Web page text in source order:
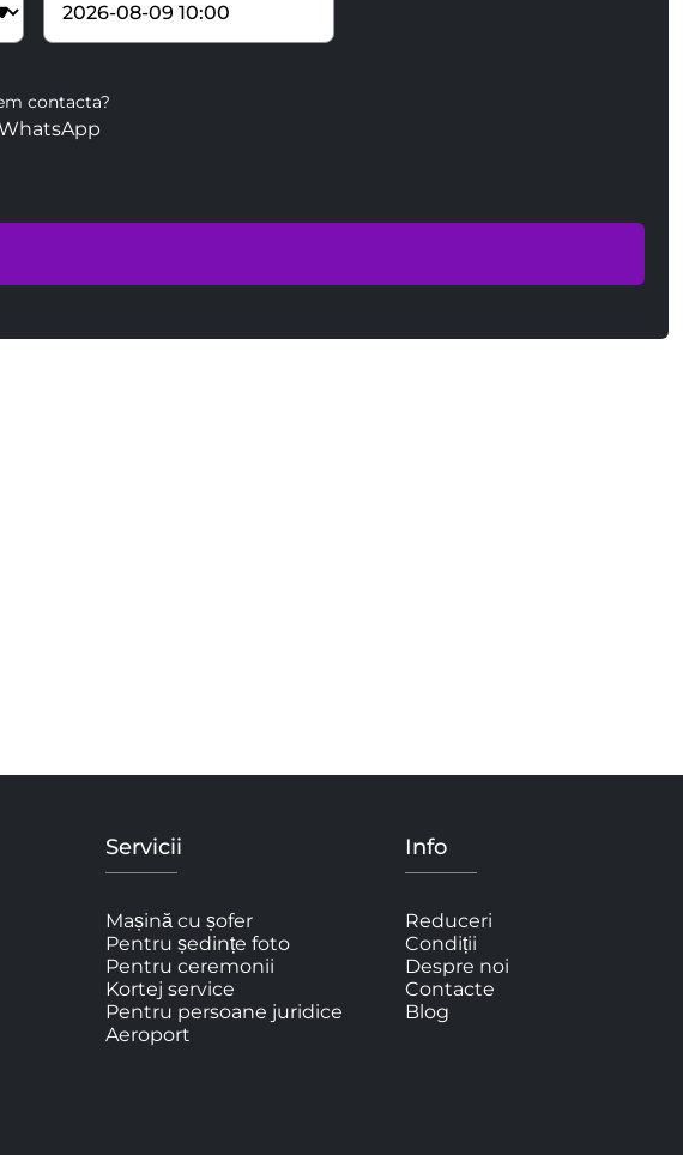
contacta?
Servicii
Mașină cu șofer
Pentru ședințe foto
Pentru ceremonii
Kortej service
Pentru persoane juridice
Aeroport
Info
Reduceri
Condiții
Despre noi
Contacte
Blog